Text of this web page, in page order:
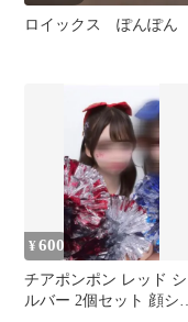
ロイックス ぽんぽん
¥600
チアポンポン レッド シ
ルバー 2個セット 顔シー